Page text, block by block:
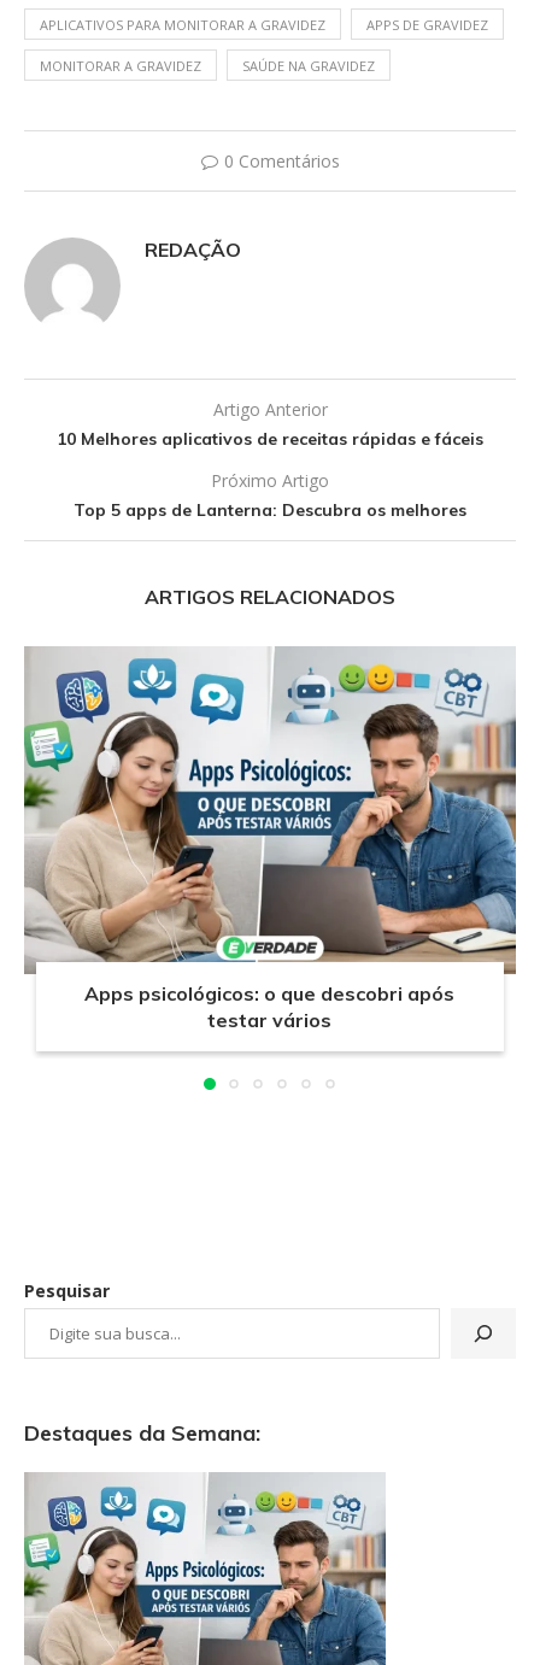
APLICATIVOS PARA MONITORAR A GRAVIDEZ APPS DE GRAVIDEZ
MONITORAR A GRAVIDEZ SAÚDE NA GRAVIDEZ
0 Comentários
REDAÇÃO
Artigo Anterior
10 Melhores aplicativos de receitas rápidas e fáceis
Próximo Artigo
Top 5 apps de Lanterna: Descubra os melhores
ARTIGOS RELACIONADOS
Apps psicológicos: o que descobri após
testar vários
Pesquisar
Destaques da Semana: